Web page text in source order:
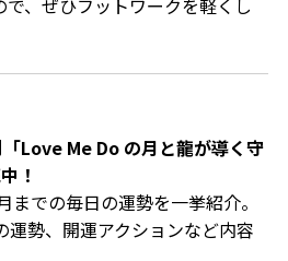
、ぜひフットワークを軽くし
Love Me Do の月と龍が導く守
！
での毎日の運勢を一挙紹介。
勢、開運アクションなど内容